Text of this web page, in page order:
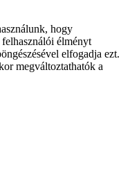
hogy
élményt
elfogadja ezt.
megváltoztathatók a